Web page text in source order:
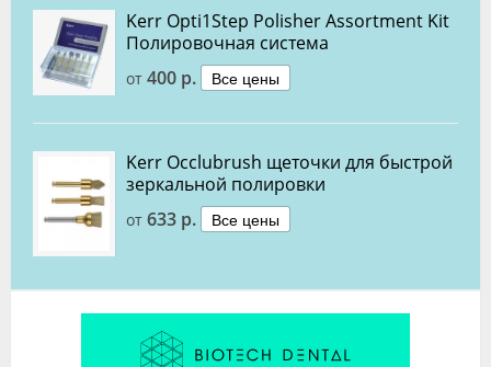
Kerr Opti1Step Polisher Assortment Kit
Полировочная система
от 400 р. Все цены
Kerr Occlubrush щеточки для быстрой
зеркальной полировки
от 633 р. Все цены